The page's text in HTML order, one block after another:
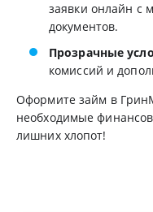
заявки онлайн с
документов.
Прозрачные
комиссий и
Оформите займ в
необходимые
лишних хлопот!